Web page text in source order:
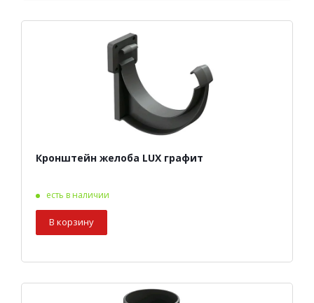
Кронштейн желоба LUX графит
есть в наличии
В корзину